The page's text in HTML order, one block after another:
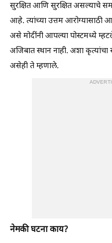
सुरक्षित आणि सुरक्षित असल्याचे
आहे. त्यांच्या उत्तम आरोग्यासाठी
असे मोदींनी आपल्या पोस्टमध्ये
अजिबात स्थान नाही. अशा
असेही ते म्हणाले.
नेमकी घटना काय?